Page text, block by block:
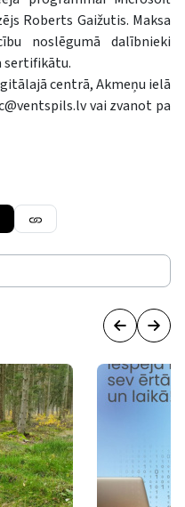
Roberts Gaižutis. Maksa
noslēgumā dalībnieki
sertifikātu.
centrā, Akmeņu ielā
vai zvanot pa